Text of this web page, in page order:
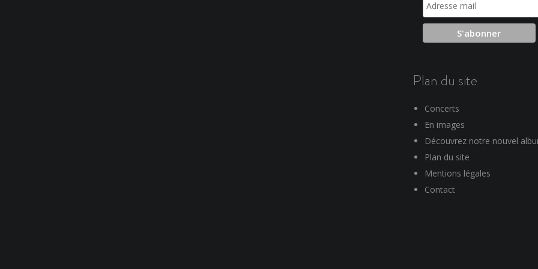
Plan du site
Concerts
En images
Découvrez notre nouvel
Plan du site
Mentions légales
Contact